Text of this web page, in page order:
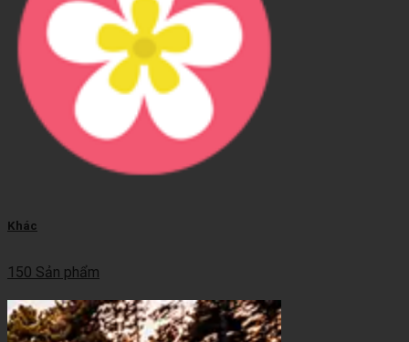
Khác
150 Sản phẩm